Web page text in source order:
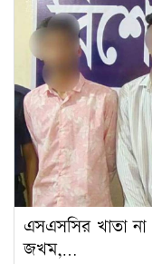
এসএসসির খাতা না
জখম,…